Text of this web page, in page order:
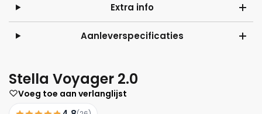
Extra info
Aanleverspecificaties
Stella Voyager 2.0
Voeg toe aan verlanglijst